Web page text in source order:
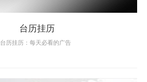
台历挂历
台历挂历：每天必看的广告